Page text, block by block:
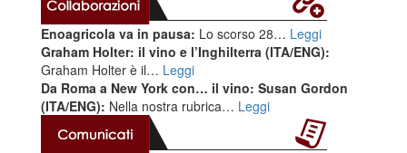
Enoagricola va in pausa: Lo scorso 28… Leggi
Graham Holter: il vino e l’Inghilterra (ITA/ENG):
Graham Holter è il… Leggi
Da Roma a New York con… il vino: Susan Gordon
(ITA/ENG): Nella nostra rubrica… Leggi